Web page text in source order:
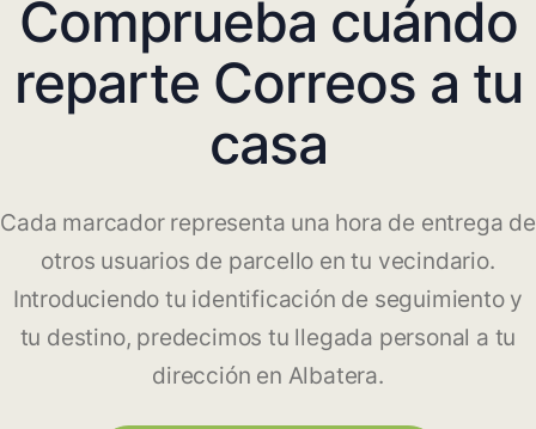
Comprueba cuándo
reparte Correos a tu
casa
Cada marcador representa una hora de entrega de
otros usuarios de parcello en tu vecindario.
Introduciendo tu identificación de seguimiento y
tu destino, predecimos tu llegada personal a tu
dirección en Albatera.